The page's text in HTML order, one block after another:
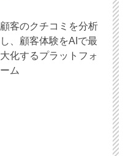
顧客のクチコミを分析
し、顧客体験をAIで最
大化するプラットフォ
ーム